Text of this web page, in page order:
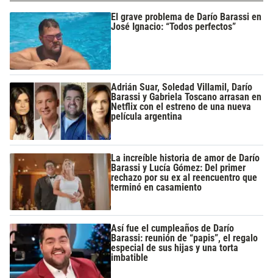
El grave problema de Darío Barassi en
José Ignacio: “Todos perfectos”
Adrián Suar, Soledad Villamil, Darío
Barassi y Gabriela Toscano arrasan en
Netflix con el estreno de una nueva
película argentina
La increíble historia de amor de Darío
Barassi y Lucía Gómez: Del primer
rechazo por su ex al reencuentro que
terminó en casamiento
Así fue el cumpleaños de Darío
Barassi: reunión de “papis”, el regalo
especial de sus hijas y una torta
imbatible